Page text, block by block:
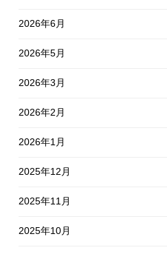
2026年6月
2026年5月
2026年3月
2026年2月
2026年1月
2025年12月
2025年11月
2025年10月